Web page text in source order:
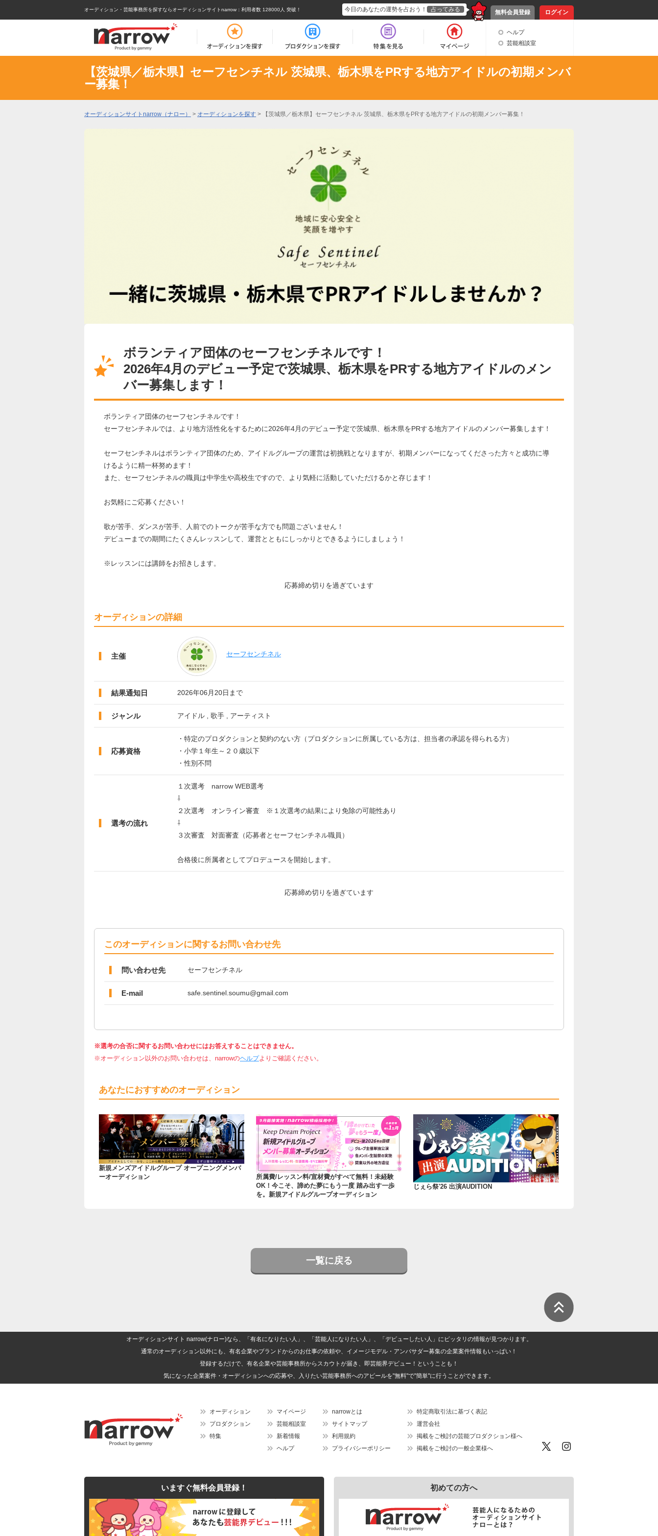
オーディション・芸能事務所を探すならオーディションサイトnarrow ：利用者数 128000人 突破！ 無料会員登録 ログイン
今日のあなたの運勢を占おう！ 占ってみる
ヘルプ
芸能相談室
【茨城県／栃木県】セーフセンチネル 茨城県、栃木県をPRする地方アイドルの初期メンバ
ー募集！
オーディションサイトnarrow（ナロー） > オーディションを探す > 【茨城県／栃木県】セーフセンチネル 茨城県、栃木県をPRする地方アイドルの初期メンバー募集！
ボランティア団体のセーフセンチネルです！
2026年4月のデビュー予定で茨城県、栃木県をPRする地方アイドルのメン
バー募集します！
ボランティア団体のセーフセンチネルです！
セーフセンチネルでは、より地方活性化をするために2026年4月のデビュー予定で茨城県、栃木県をPRする地方アイドルのメンバー募集します！
セーフセンチネルはボランティア団体のため、アイドルグループの運営は初挑戦となりますが、初期メンバーになってくださった方々と成功に導
けるように精一杯努めます！
また、セーフセンチネルの職員は中学生や高校生ですので、より気軽に活動していただけるかと存じます！
お気軽にご応募ください！
歌が苦手、ダンスが苦手、人前でのトークが苦手な方でも問題ございません！
デビューまでの期間にたくさんレッスンして、運営とともにしっかりとできるようにしましょう！
※レッスンには講師をお招きします。
応募締め切りを過ぎています
オーディションの詳細
主催 セーフセンチネル
結果通知日 2026年06月20日まで
ジャンル アイドル , 歌手 , アーティスト
応募資格
・特定のプロダクションと契約のない方（プロダクションに所属している方は、担当者の承認を得られる方）
・小学１年生～２０歳以下
・性別不問
選考の流れ
１次選考 narrow WEB選考
⇩
２次選考 オンライン審査 ※１次選考の結果により免除の可能性あり
⇩
３次審査 対面審査（応募者とセーフセンチネル職員）
合格後に所属者としてプロデュースを開始します。
応募締め切りを過ぎています
このオーディションに関するお問い合わせ先
問い合わせ先 セーフセンチネル
E-mail safe.sentinel.soumu@gmail.com
※選考の合否に関するお問い合わせにはお答えすることはできません。
※オーディション以外のお問い合わせは、narrowのヘルプよりご確認ください。
あなたにおすすめのオーディション
新規メンズアイドルグループ オープニングメンバ
ーオーディション
所属費/レッスン料/宣材費がすべて無料！未経験
OK！今こそ、諦めた夢にもう一度 踏み出す一歩
を。新規アイドルグループオーディション
じぇら祭'26 出演AUDITION
一覧に戻る
オーディションサイト narrow(ナロー)なら、「有名になりたい人」、「芸能人になりたい人」、「デビューしたい人」にピッタリの情報が見つかります。
通常のオーディション以外にも、有名企業やブランドからのお仕事の依頼や、イメージモデル・アンバサダー募集の企業案件情報もいっぱい！
登録するだけで、有名企業や芸能事務所からスカウトが届き、即芸能界デビュー！ということも！
気になった企業案件・オーディションへの応募や、入りたい芸能事務所へのアピールを"無料"で"簡単"に行うことができます。
オーディション
プロダクション
特集
マイページ
芸能相談室
新着情報
ヘルプ
narrowとは
サイトマップ
利用規約
プライバシーポリシー
特定商取引法に基づく表記
運営会社
掲載をご検討の芸能プロダクション様へ
掲載をご検討の一般企業様へ
いますぐ無料会員登録！ 初めての方へ